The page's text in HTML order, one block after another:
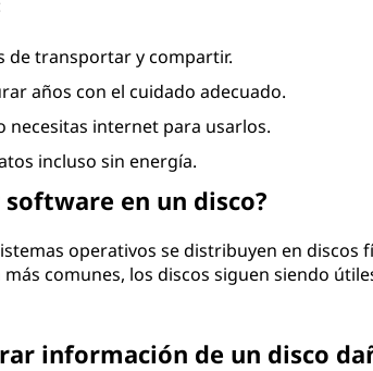
de transportar y compartir.
años con el cuidado adecuado.
necesitas internet para usarlos.
incluso sin energía.
en un disco?
operativos se distribuyen en discos
comunes, los discos siguen siendo
información de un disco